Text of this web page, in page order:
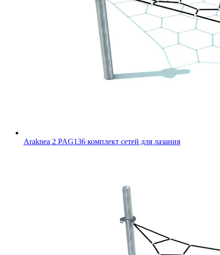
Araknea 2 PAG136 комплект сетей для лазания